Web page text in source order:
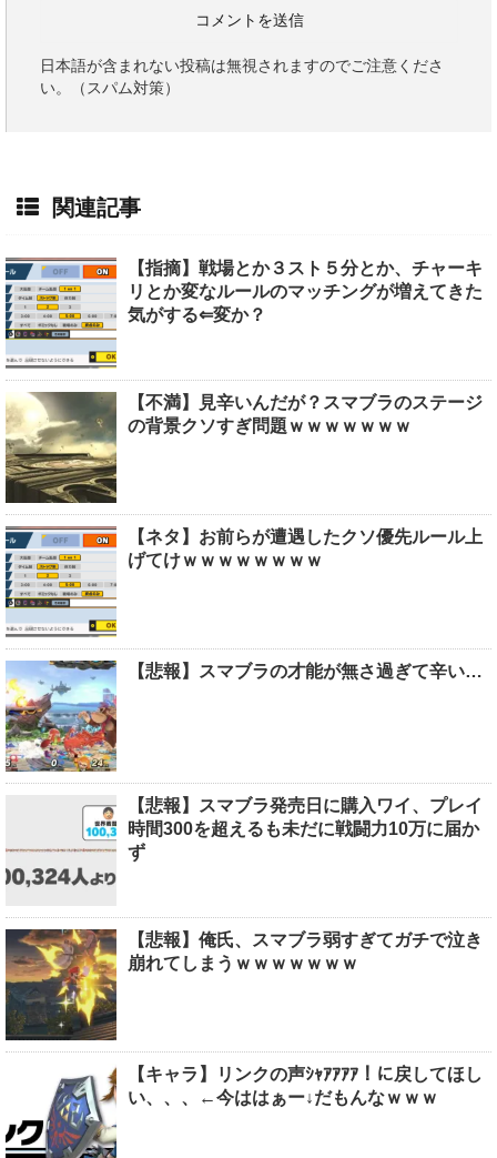
日本語が含まれない投稿は無視されますのでご注意くださ
い。（スパム対策）
関連記事
【指摘】戦場とか３スト５分とか、チャーキ
リとか変なルールのマッチングが増えてきた
気がする⇐変か？
【不満】見辛いんだが？スマブラのステージ
の背景クソすぎ問題ｗｗｗｗｗｗｗ
【ネタ】お前らが遭遇したクソ優先ルール上
げてけｗｗｗｗｗｗｗｗ
【悲報】スマブラの才能が無さ過ぎて辛い…
【悲報】スマブラ発売日に購入ワイ、プレイ
時間300を超えるも未だに戦闘力10万に届か
ず
【悲報】俺氏、スマブラ弱すぎてガチで泣き
崩れてしまうｗｗｗｗｗｗｗ
【キャラ】リンクの声ｼｬｱｱｱｱ！に戻してほし
い、、、←今ははぁー↓だもんなｗｗｗ